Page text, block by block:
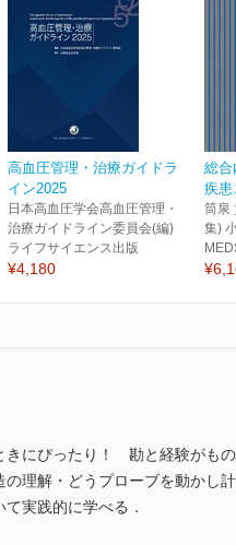
高血圧管理・治療ガイドラ
イン2025
日本高血圧学会高血圧管理・
治療ガイドライン委員会(編)
ライフサイエンス出版
¥4,180
総
疾患
筒泉
集)
きにぴったり！ 勘と経験がも
理解・どうプローブを動かし
実践的に学べる．